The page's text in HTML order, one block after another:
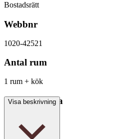
Bostadsrätt
Webbnr
1020-42521
Antal rum
1 rum + kök
Boarea/Biarea
Visa beskrivning